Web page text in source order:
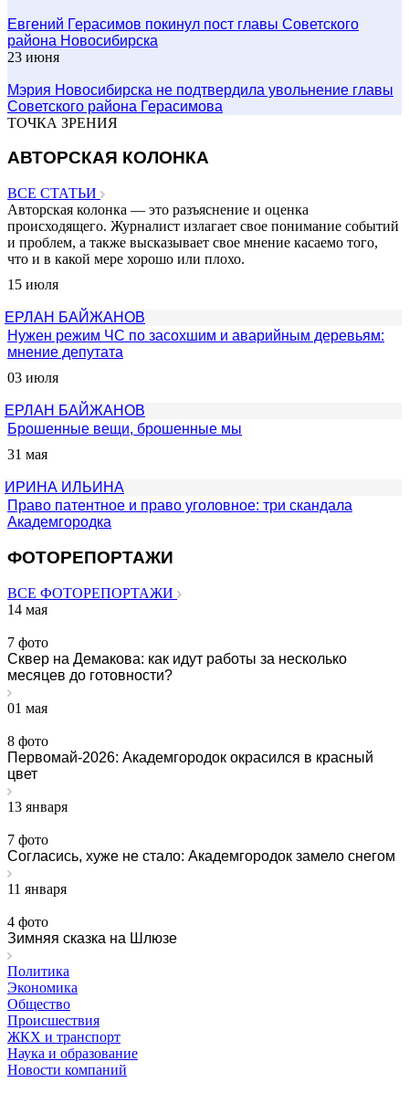
Евгений Герасимов покинул пост главы Советского
района Новосибирска
23 июня
Мэрия Новосибирска не подтвердила увольнение главы
Советского района Герасимова
ТОЧКА ЗРЕНИЯ
АВТОРСКАЯ КОЛОНКА
ВСЕ СТАТЬИ
Авторская колонка — это разъяснение и оценка
происходящего. Журналист излагает свое понимание событий
и проблем, а также высказывает свое мнение касаемо того,
что и в какой мере хорошо или плохо.
15 июля
ЕРЛАН БАЙЖАНОВ
Нужен режим ЧС по засохшим и аварийным деревьям:
мнение депутата
03 июля
ЕРЛАН БАЙЖАНОВ
Брошенные вещи, брошенные мы
31 мая
ИРИНА ИЛЬИНА
Право патентное и право уголовное: три скандала
Академгородка
ФОТОРЕПОРТАЖИ
ВСЕ ФОТОРЕПОРТАЖИ
14 мая
7 фото
Сквер на Демакова: как идут работы за несколько
месяцев до готовности?
01 мая
8 фото
Первомай-2026: Академгородок окрасился в красный
цвет
13 января
7 фото
Согласись, хуже не стало: Академгородок замело снегом
11 января
4 фото
Зимняя сказка на Шлюзе
Политика
Экономика
Общество
Происшествия
ЖКХ и транспорт
Наука и образование
Новости компаний